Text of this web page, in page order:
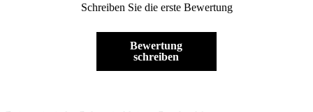
Schreiben Sie die erste Bewertung
Bewertung
schreiben